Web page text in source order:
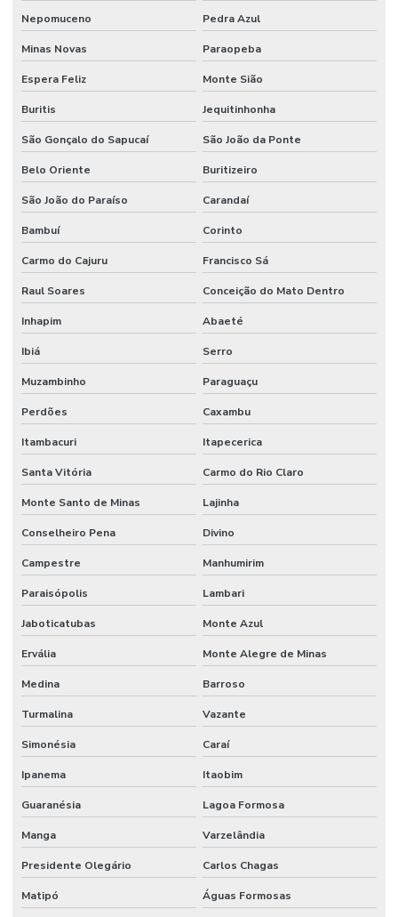
Onde Encontrar Anel Quadrado De Borracha Em Minas
Onde Encontrar Reparo Para Cilindro Hidráulico
Pistom Hidráulico
Ponteira De Direção
Preços De Terminal Hidraulico Macho Fixo Npt
Preços De Válvula Reguladora De Fluxo Em Minas Gerais
Raspador Hidráulico
Raspador Hidráulico Com Carcaça De Aço
Reparo Em Sistemas Hidráulicos
Retentor De Vedação
Serviço De Manutenção Hidráulica Em Minas Gerais
Serviços De Solda
Terminal De Direção Minas Gerais
Terminal Fêmea Hidráulico
Terminal Fêmea Jic 37 Graus
Terminal Fêmea Unf Jic 37 Graus
Terminal Hidráulico 45 Graus
Terminal Hidráulico Dko
Terminal Hidráulico Fêmea 45 Graus
Terminal Hidráulico Fêmea Dko Mg
Terminal Hidráulico Fêmea Minas Gerais
Terminal Hidráulico Fêmea Para Mangueiras
Terminal Hidráulico Fêmea Unf Jic Minas Gerais
Terminal Hidráulico Flange
Nepomuceno Pedra Azul
Minas Novas Paraopeba
Espera Feliz Monte Sião
Buritis Jequitinhonha
São Gonçalo do Sapucaí São João da Ponte
Belo Oriente Buritizeiro
São João do Paraíso Carandaí
Bambuí Corinto
Carmo do Cajuru Francisco Sá
Raul Soares Conceição do Mato Dentro
Inhapim Abaeté
Ibiá Serro
Muzambinho Paraguaçu
Perdões Caxambu
Itambacuri Itapecerica
Santa Vitória Carmo do Rio Claro
Monte Santo de Minas Lajinha
Conselheiro Pena Divino
Campestre Manhumirim
Paraisópolis Lambari
Jaboticatubas Monte Azul
Ervália Monte Alegre de Minas
Medina Barroso
Turmalina Vazante
Simonésia Caraí
Ipanema Itaobim
Guaranésia Lagoa Formosa
Manga Varzelândia
Presidente Olegário Carlos Chagas
Matipó Águas Formosas